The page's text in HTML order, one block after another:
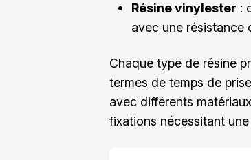
Résine vinylester :
avec une résistance
Chaque type de résine
termes de temps de
avec différents
fixations nécessitant